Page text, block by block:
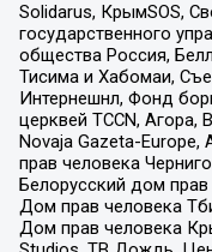
Solidarus, КрымSOS,
государственного
общества Россия,
Тисима и Хабомаи,
Интернешнл, Фонд
церквей TCCN,
Novaja Gazeta-Europe,
прав человека
Белорусский дом
Дом прав человека
Дом прав человека